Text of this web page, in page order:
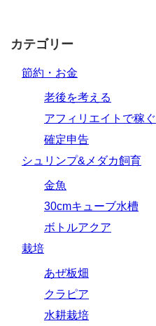
カテゴリー
節約・お金
老後を考える
アフィリエイトで稼ぐ
確定申告
シュリンプ&メダカ飼育
金魚
30cmキューブ水槽
ボトルアクア
栽培
あぜ板畑
クラピア
水耕栽培